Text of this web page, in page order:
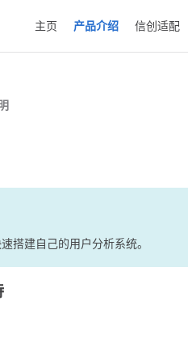
主页
产品介绍 信创适配
搭建自己的用户分析系统。